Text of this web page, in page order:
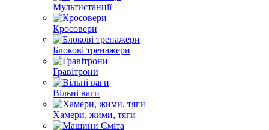
Мультистанції
Кросовери
Блокові тренажери
Гравітрони
Вільні ваги
Хамери, жими, тяги